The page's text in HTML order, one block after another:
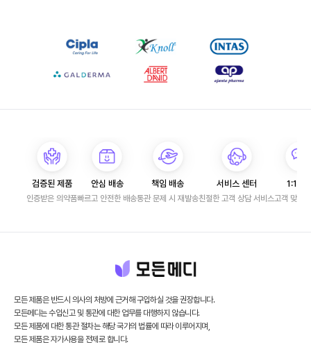
검증된 제품
인증받은 의약품
안심 배송
빠르고 안전한 배송
책임 배송
통관 문제 시 재발송
서비스 센터
친절한 고객 상담 서비스
1:1 문
고객 맞춤
모든 제품은 반드시 의사의 처방에 근거해 구입하실 것을 권장합니다.
모든메디는 수입신고 및 통관에 대한 업무를 대행하지 않습니다.
모든 제품에 대한 통관 절차는 해당 국가의 법률에 따라 이루어지며,
모든 제품은 자가사용을 전제로 합니다.